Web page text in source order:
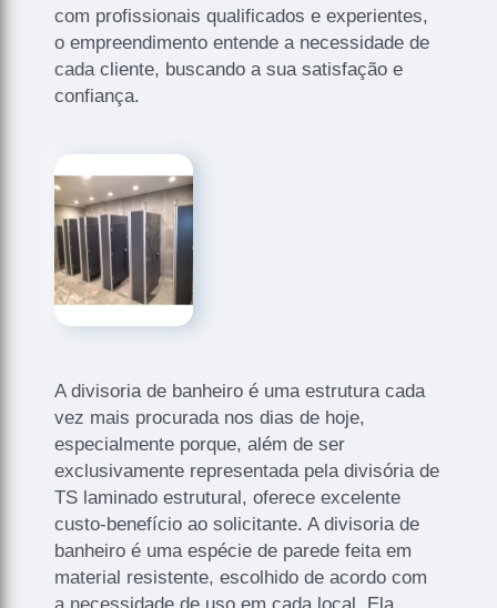
com profissionais qualificados e experientes,
o empreendimento entende a necessidade de
cada cliente, buscando a sua satisfação e
confiança.
A divisoria de banheiro é uma estrutura cada
vez mais procurada nos dias de hoje,
especialmente porque, além de ser
exclusivamente representada pela divisória de
TS laminado estrutural, oferece excelente
custo-benefício ao solicitante. A divisoria de
banheiro é uma espécie de parede feita em
material resistente, escolhido de acordo com